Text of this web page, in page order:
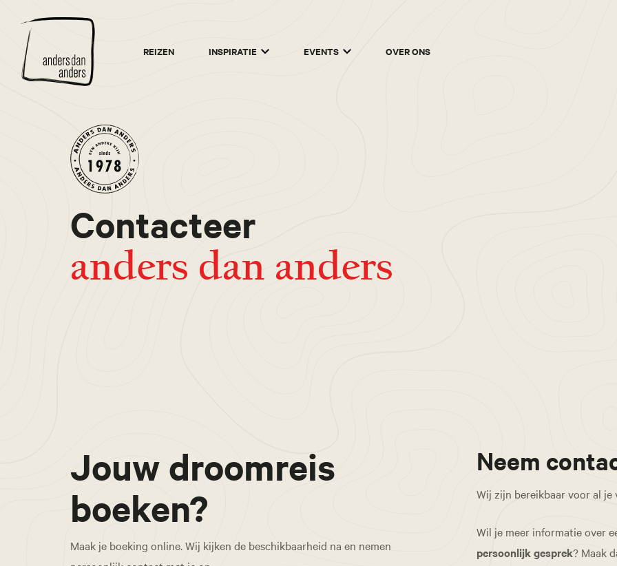
Anders
dan
Anders
REIZEN INSPIRATIE EVENTS OVER ONS
Contacteer
anders dan anders
Jouw droomreis
boeken?
Maak je boeking online. Wij kijken de beschikbaarheid na en nemen
Neem
Wij zijn bereikbaar voor al je
Wil je meer informatie over
persoonlijk gesprek? Maak